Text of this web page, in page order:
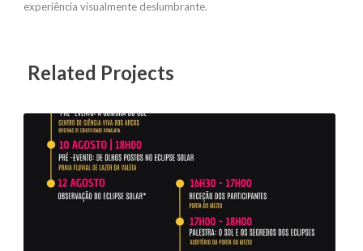
experiência visualmente deslumbrante.
Related Projects